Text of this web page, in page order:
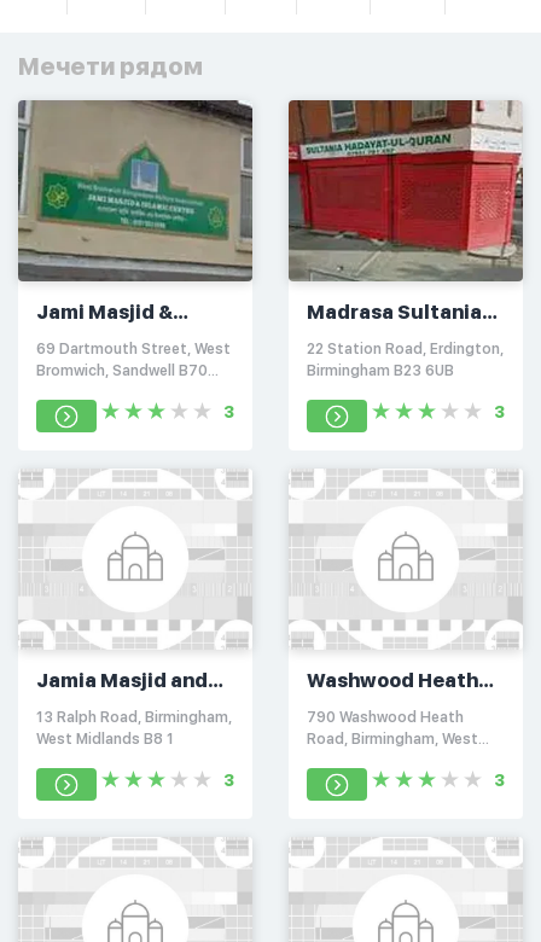
Мечети рядом
Jami Masjid &
Islamic Centre
69 Dartmouth Street, West
Bromwich, Sandwell B70
3
Madrasa Sultania
Hadayat ul Quran
22 Station Road, Erdington,
Birmingham B23 6UB
3
Jamia Masjid and
Islamic Cultural
Centre
13 Ralph Road, Birmingham,
West Midlands B8 1
3
Washwood Heath
Muslim Centre
790 Washwood Heath
Road, Birmingham, West
3